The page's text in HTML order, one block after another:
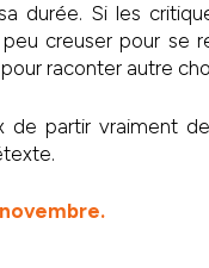
durée. Si les
creuser pour se
raconter autre
de partir vraiment